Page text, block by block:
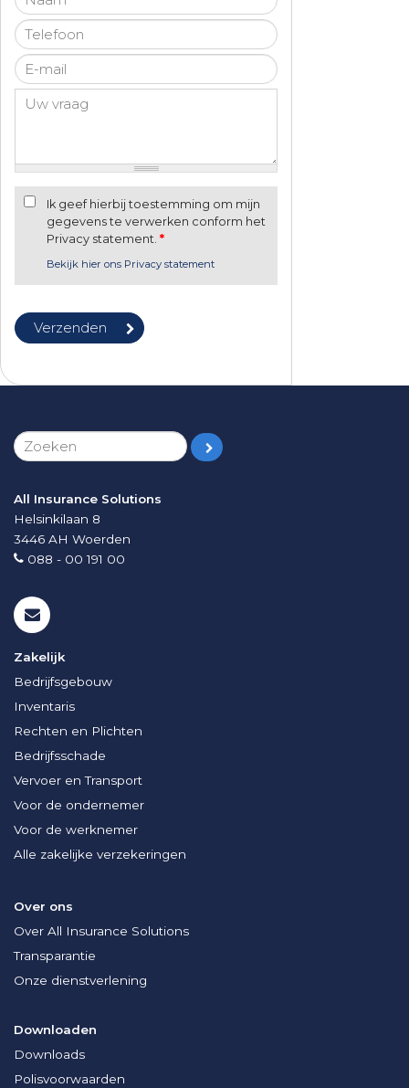
Ik geef hierbij toestemming om mijn
gegevens te verwerken conform het
Privacy statement. *
Bekijk hier ons Privacy statement
All Insurance Solutions
Helsinkilaan 8
3446 AH Woerden
088 - 00 191 00
Zakelijk
Bedrijfsgebouw
Inventaris
Rechten en Plichten
Bedrijfsschade
Vervoer en Transport
Voor de ondernemer
Voor de werknemer
Alle zakelijke verzekeringen
Over ons
Over All Insurance Solutions
Transparantie
Onze dienstverlening
Downloaden
Downloads
Polisvoorwaarden